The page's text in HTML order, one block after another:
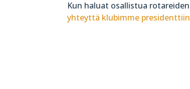
Kun haluat osallistua
yhteyttä klubimme presidenttiin